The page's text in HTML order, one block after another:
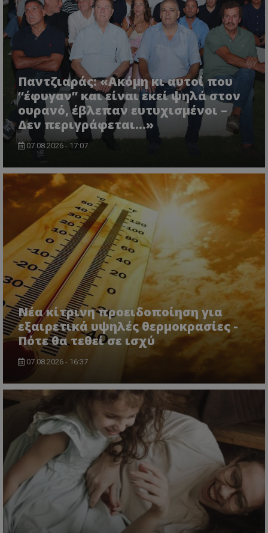
Παντζιαράς: «Ακόμη κι αυτοί που
“έφυγαν” και είναι εκεί ψηλά στον
ουρανό, έβλεπαν ευτυχισμένοι –
Δεν περιγράφεται…»
07.08.2026 - 17:07
Νέα κίτρινη προειδοποίηση για
εξαιρετικά υψηλές θερμοκρασίες -
Πότε θα τεθεί σε ισχύ
07.08.2026 - 16:37